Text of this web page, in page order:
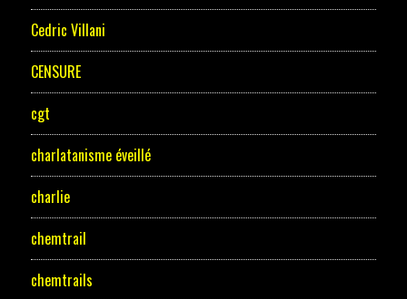
Cedric Villani
CENSURE
cgt
charlatanisme éveillé
charlie
chemtrail
chemtrails